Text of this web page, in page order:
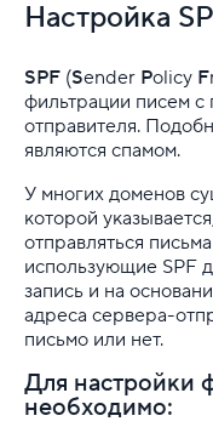
Почта
DKIM-подпись
DNS для
PTR-запись и
SMTP-
SPF-запись и
Настройка
SPF (Sender Policy F
фильтрации писем
отправителя.
являются спамом.
У многих доменов
которой
отправляться
использующие SPF
запись и на
адреса сервера-
письмо или нет.
Для настройки
необходимо: